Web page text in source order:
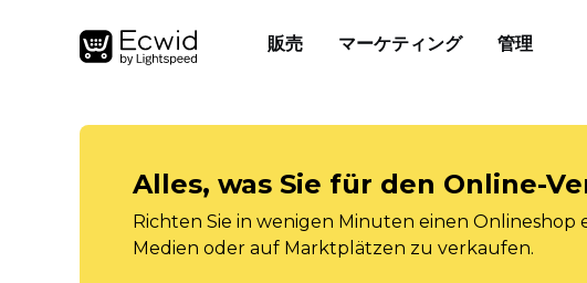
販売 マーケティング 管理
Alles, was Sie für den Online-
Richten Sie in wenigen Minuten einen Onlineshop
Medien oder auf Marktplätzen zu verkaufen.